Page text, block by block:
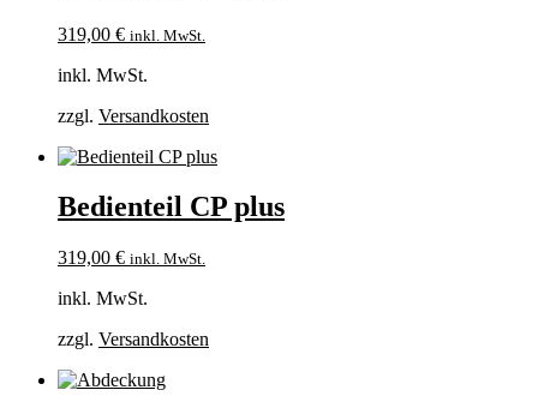
319,00 € inkl. MwSt.
inkl. MwSt.
zzgl. Versandkosten
Bedienteil CP plus
319,00 € inkl. MwSt.
inkl. MwSt.
zzgl. Versandkosten